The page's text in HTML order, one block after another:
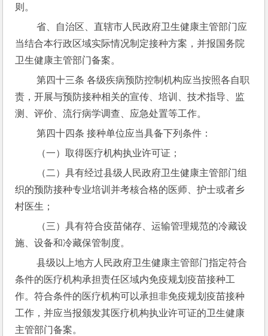
则。
省、自治区、直辖市人民政府卫生健康主管部门应
当结合本行政区域实际情况制定接种方案，并报国务院
卫生健康主管部门备案。
第四十三条 各级疾病预防控制机构应当按照各自职
责，开展与预防接种相关的宣传、培训、技术指导、监
测、评价、流行病学调查、应急处置等工作。
第四十四条 接种单位应当具备下列条件：
（一）取得医疗机构执业许可证；
织的预防接种专业培训并考核合格的医师、护士或者乡
村医生；
施、设备和冷藏保管制度。
县级以上地方人民政府卫生健康主管部门指定符合
条件的医疗机构承担责任区域内免疫规划疫苗接种工
作。符合条件的医疗机构可以承担非免疫规划疫苗接种
工作，并应当报颁发其医疗机构执业许可证的卫生健康
主管部门备案。